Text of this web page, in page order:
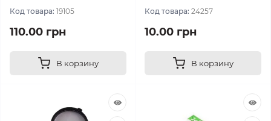
Код товара: 19105
110.00 грн
В корзину
Код товара: 24257
10.00 грн
В корзину